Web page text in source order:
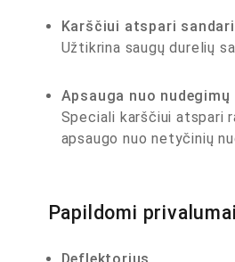
Karščiui atspari
Užtikrina saugų durelių
Apsauga nuo nudegimų
Speciali karščiui atspari
apsaugo nuo netyčinių
Papildomi privalumai